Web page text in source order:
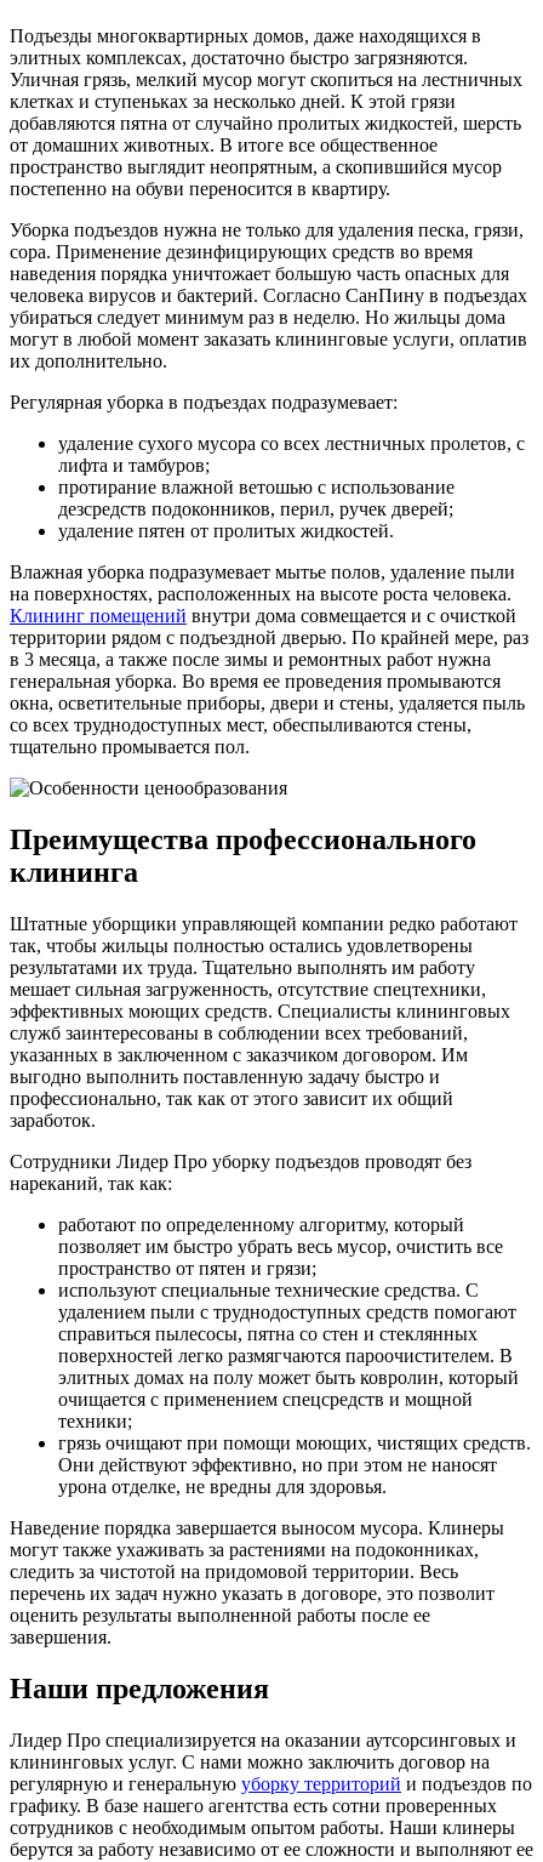
Подъезды многоквартирных домов, даже находящихся в
элитных комплексах, достаточно быстро загрязняются.
Уличная грязь, мелкий мусор могут скопиться на лестничных
клетках и ступеньках за несколько дней. К этой грязи
добавляются пятна от случайно пролитых жидкостей, шерсть
от домашних животных. В итоге все общественное
пространство выглядит неопрятным, а скопившийся мусор
постепенно на обуви переносится в квартиру.
Уборка подъездов нужна не только для удаления песка, грязи,
сора. Применение дезинфицирующих средств во время
наведения порядка уничтожает большую часть опасных для
человека вирусов и бактерий. Согласно СанПину в подъездах
убираться следует минимум раз в неделю. Но жильцы дома
могут в любой момент заказать клининговые услуги, оплатив
их дополнительно.
Регулярная уборка в подъездах подразумевает:
удаление сухого мусора со всех лестничных пролетов, с
лифта и тамбуров;
протирание влажной ветошью с использование
дезсредств подоконников, перил, ручек дверей;
удаление пятен от пролитых жидкостей.
Влажная уборка подразумевает мытье полов, удаление пыли
на поверхностях, расположенных на высоте роста человека.
Клининг помещений внутри дома совмещается и с очисткой
территории рядом с подъездной дверью. По крайней мере, раз
в 3 месяца, а также после зимы и ремонтных работ нужна
генеральная уборка. Во время ее проведения промываются
окна, осветительные приборы, двери и стены, удаляется пыль
со всех труднодоступных мест, обеспыливаются стены,
тщательно промывается пол.
Преимущества профессионального
клининга
Штатные уборщики управляющей компании редко работают
так, чтобы жильцы полностью остались удовлетворены
результатами их труда. Тщательно выполнять им работу
мешает сильная загруженность, отсутствие спецтехники,
эффективных моющих средств. Специалисты клининговых
служб заинтересованы в соблюдении всех требований,
указанных в заключенном с заказчиком договором. Им
выгодно выполнить поставленную задачу быстро и
профессионально, так как от этого зависит их общий
заработок.
Сотрудники Лидер Про уборку подъездов проводят без
нареканий, так как:
работают по определенному алгоритму, который
позволяет им быстро убрать весь мусор, очистить все
пространство от пятен и грязи;
используют специальные технические средства. С
удалением пыли с труднодоступных средств помогают
справиться пылесосы, пятна со стен и стеклянных
поверхностей легко размягчаются пароочистителем. В
элитных домах на полу может быть ковролин, который
очищается с применением спецсредств и мощной
техники;
грязь очищают при помощи моющих, чистящих средств.
Они действуют эффективно, но при этом не наносят
урона отделке, не вредны для здоровья.
Наведение порядка завершается выносом мусора. Клинеры
могут также ухаживать за растениями на подоконниках,
следить за чистотой на придомовой территории. Весь
перечень их задач нужно указать в договоре, это позволит
оценить результаты выполненной работы после ее
завершения.
Наши предложения
Лидер Про специализируется на оказании аутсорсинговых и
клининговых услуг. С нами можно заключить договор на
регулярную и генеральную уборку территорий и подъездов по
графику. В базе нашего агентства есть сотни проверенных
сотрудников с необходимым опытом работы. Наши клинеры
берутся за работу независимо от ее сложности и выполняют ее